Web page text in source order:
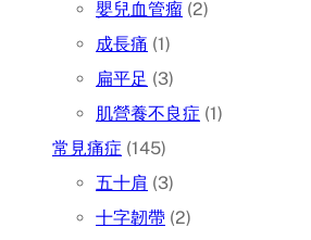
嬰兒血管瘤 (2)
成長痛 (1)
扁平足 (3)
肌營養不良症 (1)
常見痛症 (145)
五十肩 (3)
十字韌帶 (2)